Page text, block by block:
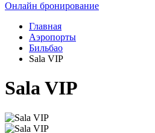
Онлайн бронирование
Главная
Аэропорты
Бильбао
Sala VIP
Sala VIP